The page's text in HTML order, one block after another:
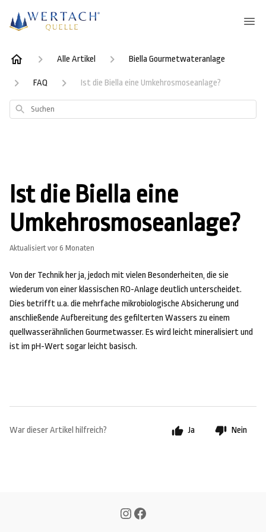
Alle Artikel Biella Gourmetwateranlage
FAQ Ist die Biella eine Umkehrosmoseanlage?
Suchen
Ist die Biella eine
Umkehrosmoseanlage?
Aktualisiert vor 6 Monaten
Von der Technik her ja, jedoch mit vielen Besonderheiten, die sie
wiederum von einer klassischen RO-Anlage deutlich unterscheidet.
Dies betrifft u.a. die mehrfache mikrobiologische Absicherung und
anschließende Aufbereitung des gefilterten Wassers zu einem
quellwasserähnlichen Gourmetwasser. Es wird leicht mineralisiert und
ist im pH-Wert sogar leicht basisch.
War dieser Artikel hilfreich? Ja Nein